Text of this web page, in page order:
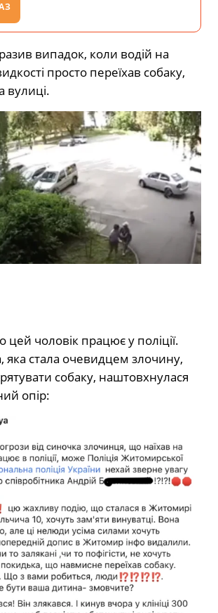
випадок, коли водій на
просто переїхав собаку,
вулиці.
чоловік працює у поліції.
стала очевидцем злочину,
собаку, наштовхнулася
опір: